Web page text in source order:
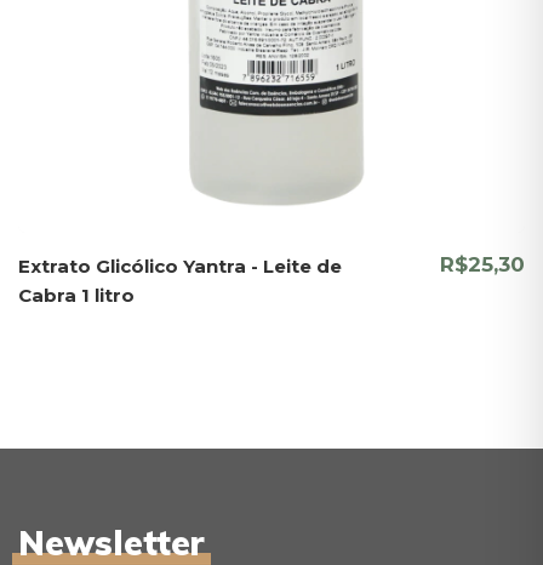
Extrato Glicólico Yantra - Leite de
Cabra 1 litro
R$25,30
Newsletter